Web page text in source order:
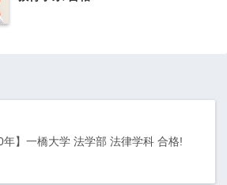
年】一橋大学 法学部 法律学科 合格!